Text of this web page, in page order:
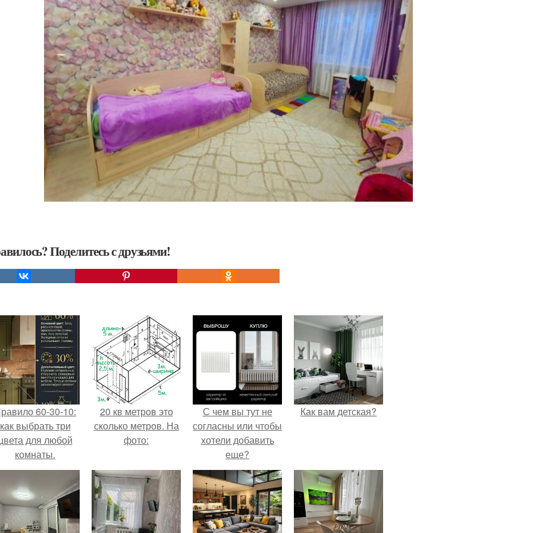
Поделитесь с друзьями!
60-30-10:
как выбрать три
для любой
комнаты.
20 кв метров это
сколько метров. На
фото:
С чем вы тут не
согласны или чтобы
хотели добавить
еще?
Как вам детская?